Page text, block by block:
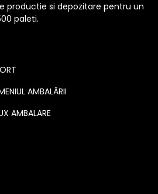
productie si depozitare pentru un
paleti.
AMBALĂRII
AMBALARE